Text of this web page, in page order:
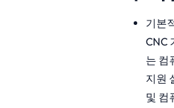
기본
CNC
는 컴
지원
및 컴